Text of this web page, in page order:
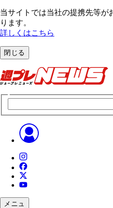
当サイトでは当社の提携先等が
ります。
詳しくはこちら
閉じる
メニュ